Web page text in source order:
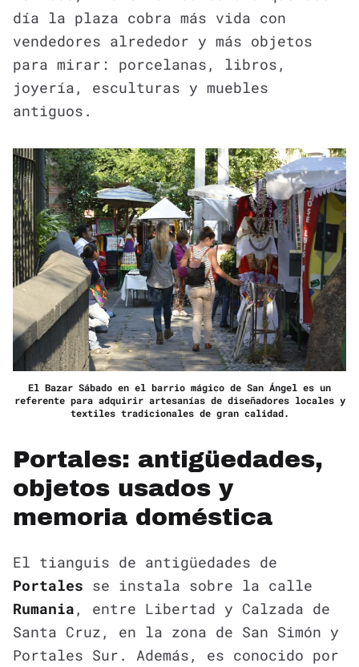
día la plaza cobra más vida con
vendedores alrededor y más objetos
para mirar: porcelanas, libros,
joyería, esculturas y muebles
antiguos.
El Bazar Sábado en el barrio mágico de San Ángel es un
referente para adquirir artesanías de diseñadores locales y
textiles tradicionales de gran calidad.
Portales: antigüedades,
objetos usados y
memoria doméstica
El tianguis de antigüedades de
Portales se instala sobre la calle
Rumania , entre Libertad y Calzada de
Santa Cruz, en la zona de San Simón y
Portales Sur. Además, es conocido por